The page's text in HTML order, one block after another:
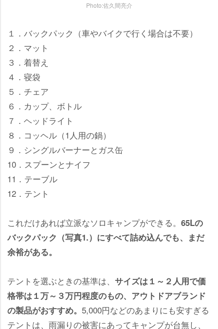
Photo:佐久間亮介
１．バックパック（車やバイクで行く場合は不要）
２．マット
３．着替え
４．寝袋
５．チェア
６．カップ、ボトル
７．ヘッドライト
８．コッヘル（1人用の鍋）
９．シングルバーナーとガス缶
10．スプーンとナイフ
11．テーブル
12．テント
これだけあれば立派なソロキャンプができる。 65Lの
バックパック（写真1.）にすべて詰め込んでも、まだ
余裕がある。
テントを選ぶときの基準は、 サイズは１～２人用で価
格帯は１万～３万円程度のもの、アウトドアブランド
の製品がおすすめ。 5,000円などのあまりにも安すぎる
テントは、雨漏りの被害にあってキャンプが台無し、